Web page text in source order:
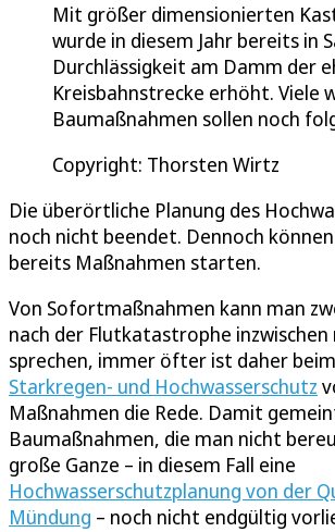
Mit größer dimensionierten
wurde in diesem Jahr bereits in
Durchlässigkeit am Damm der
Kreisbahnstrecke erhöht. Viele
Baumaßnahmen sollen noch
Copyright: Thorsten Wirtz
Die überörtliche Planung des
noch nicht beendet. Dennoch
bereits Maßnahmen starten.
Von Sofortmaßnahmen kann man
nach der Flutkatastrophe
sprechen, immer öfter ist daher
Starkregen- und Hochwasserschutz
Maßnahmen die Rede. Damit
Baumaßnahmen, die man nicht
große Ganze – in diesem Fall eine
Hochwasserschutzplanung von der
Mündung – noch nicht endgültig